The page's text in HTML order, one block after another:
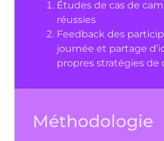
Études de cas de
réussies
Feedback des
journée et partage
propres stratégies de
Méthodologie